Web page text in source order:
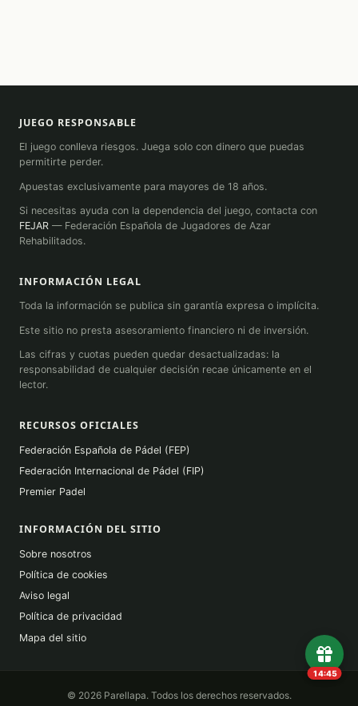
JUEGO RESPONSABLE
El juego conlleva riesgos. Juega solo con dinero que puedas
permitirte perder.
Apuestas exclusivamente para mayores de 18 años.
Si necesitas ayuda con la dependencia del juego, contacta con
FEJAR — Federación Española de Jugadores de Azar
Rehabilitados.
INFORMACIÓN LEGAL
Toda la información se publica sin garantía expresa o implícita.
Este sitio no presta asesoramiento financiero ni de inversión.
Las cifras y cuotas pueden quedar desactualizadas: la
responsabilidad de cualquier decisión recae únicamente en el
lector.
RECURSOS OFICIALES
Federación Española de Pádel (FEP)
Federación Internacional de Pádel (FIP)
Premier Padel
INFORMACIÓN DEL SITIO
Sobre nosotros
Política de cookies
Aviso legal
Política de privacidad
Mapa del sitio
© 2026 Parellapa. Todos los derechos reservados.
14:45